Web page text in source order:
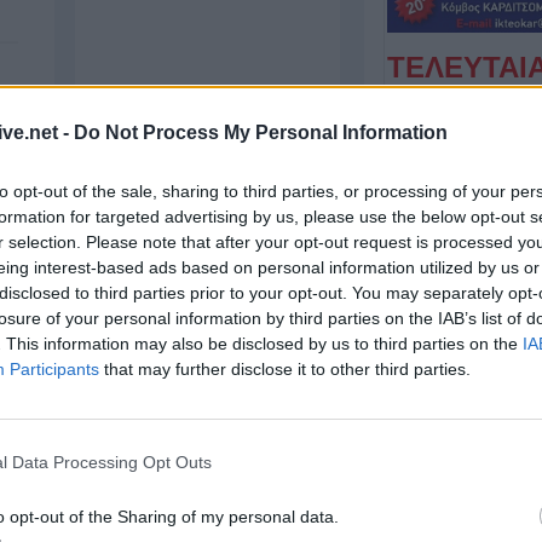
- Do Not Process My Personal Information
opt-out of the sale, sharing to third parties, or processing of your
for targeted advertising by us, please use the below opt-out
selection. Please note that after your opt-out request is processed
interest-based ads based on personal information utilized by us
to third parties prior to your opt-out. You may separately
of your personal information by third parties on the IAB’s list of
This information may also be disclosed by us to third parties on the
Participants that may further disclose it to other third parties.
Data Processing Opt Outs
opt-out of the Sharing of my personal data.
συνταγές όπως
Στη Σόφια θα
ο Παναθηναϊκός
5 Αυγούστου 2026, 23:33
Σύγκρουση
αυτοκίνητο στη
νοσοκομείο ο
δικύκλου
5 Αυγούστου 2026, 22:45
Κεραυνός
ποδοσφαιριστής